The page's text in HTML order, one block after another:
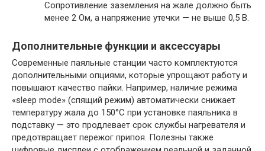
Сопротивление заземления на жале должно быть
менее 2 Ом, а напряжение утечки — не выше 0,5 В.
Дополнительные функции и аксессуары
Современные паяльные станции часто комплектуются
дополнительными опциями, которые упрощают работу и
повышают качество пайки. Например, наличие режима
«sleep mode» (спящий режим) автоматически снижает
температуру жала до 150°C при установке паяльника в
подставку — это продлевает срок службы нагревателя и
предотвращает пережог припоя. Полезны также